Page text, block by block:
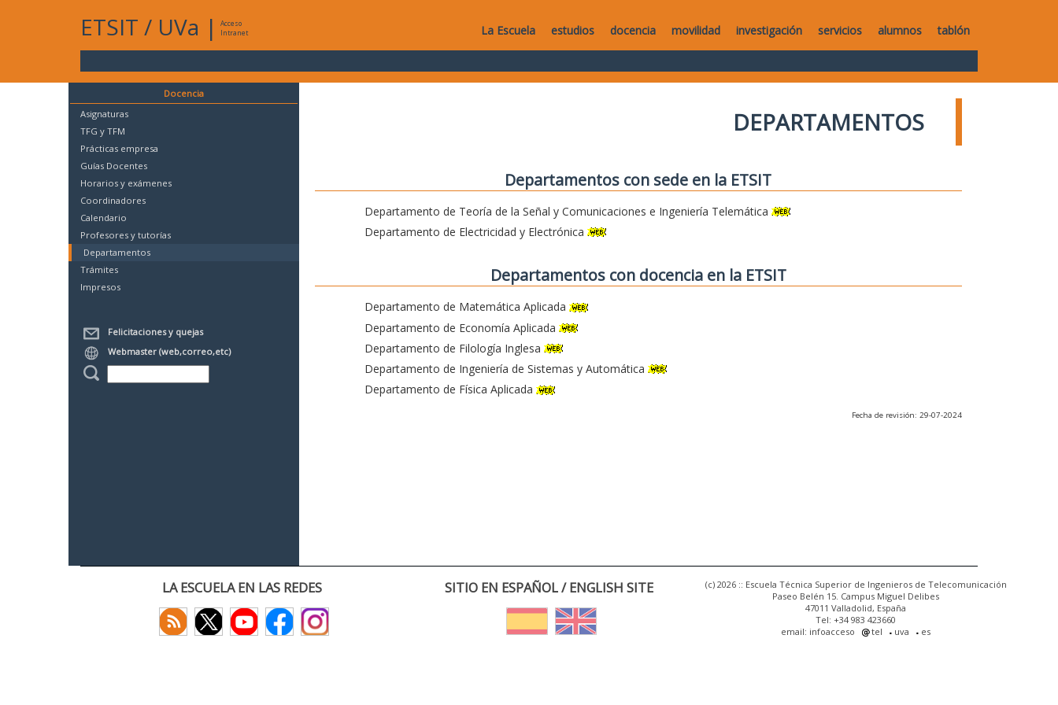
ETSIT / UVa |
Acceso
Intranet
La Escuela estudios docencia movilidad investigación servicios alumnos tablón
Docencia
Asignaturas
TFG y TFM
Prácticas empresa
Guías Docentes
Horarios y exámenes
Coordinadores
Calendario
Profesores y tutorías
Departamentos
Trámites
Impresos
Felicitaciones y quejas
Webmaster (web,correo,etc)
DEPARTAMENTOS
Departamentos con sede en la ETSIT
Departamento de Teoría de la Señal y Comunicaciones e Ingeniería Telemática
Departamento de Electricidad y Electrónica
Departamentos con docencia en la ETSIT
Departamento de Matemática Aplicada
Departamento de Economía Aplicada
Departamento de Filología Inglesa
Departamento de Ingeniería de Sistemas y Automática
Departamento de Física Aplicada
Fecha de revisión: 29-07-2024
LA ESCUELA EN LAS REDES SITIO EN ESPAÑOL / ENGLISH SITE
(c) 2026 :: Escuela Técnica Superior de Ingenieros de Telecomunicación
Paseo Belén 15. Campus Miguel Delibes
47011 Valladolid, España
Tel: +34 983 423660
email: infoacceso
tel uva es